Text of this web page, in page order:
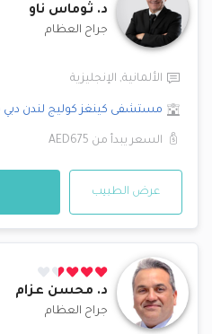
د. ثوماس ناو
جراح العظام
الألمانية, الإنجليزية
مستشفى كينغز كوليج لندن دبي
السعر يبدأ من AED675
عرض الطبيب
د. محسن عزام
جراح العظام